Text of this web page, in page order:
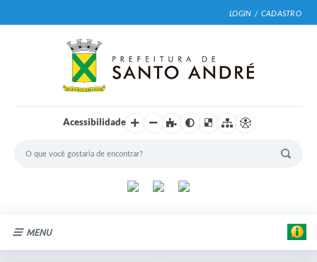
LOGIN / CADASTRO
Acessibilidade
MENU